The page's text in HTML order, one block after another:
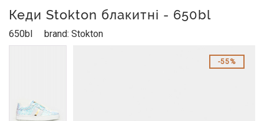
Кеди Stokton блакитні - 650bl
650bl brand: Stokton
55%